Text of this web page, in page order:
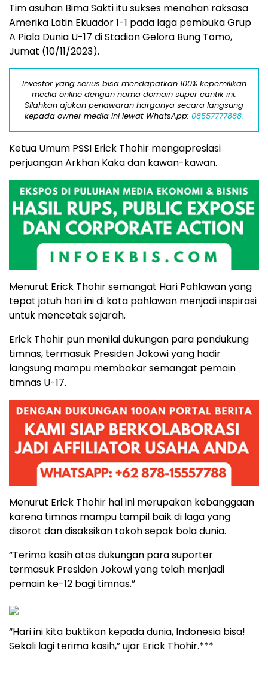
Tim asuhan Bima Sakti itu sukses menahan raksasa
Amerika Latin Ekuador 1-1 pada laga pembuka Grup
A Piala Dunia U-17 di Stadion Gelora Bung Tomo,
Jumat (10/11/2023).
Investor yang serius bisa mendapatkan 100% kepemilikan
media online dengan nama domain super cantik ini.
Silahkan ajukan penawaran harganya secara langsung
kepada owner media ini lewat WhatsApp: 08557777888.
Ketua Umum PSSI Erick Thohir mengapresiasi
perjuangan Arkhan Kaka dan kawan-kawan.
Menurut Erick Thohir semangat Hari Pahlawan yang
tepat jatuh hari ini di kota pahlawan menjadi inspirasi
untuk mencetak sejarah.
Erick Thohir pun menilai dukungan para pendukung
timnas, termasuk Presiden Jokowi yang hadir
langsung mampu membakar semangat pemain
timnas U-17.
Menurut Erick Thohir hal ini merupakan kebanggaan
karena timnas mampu tampil baik di laga yang
disorot dan disaksikan tokoh sepak bola dunia.
“Terima kasih atas dukungan para suporter
termasuk Presiden Jokowi yang telah menjadi
pemain ke-12 bagi timnas.”
“Hari ini kita buktikan kepada dunia, Indonesia bisa!
Sekali lagi terima kasih,” ujar Erick Thohir.***